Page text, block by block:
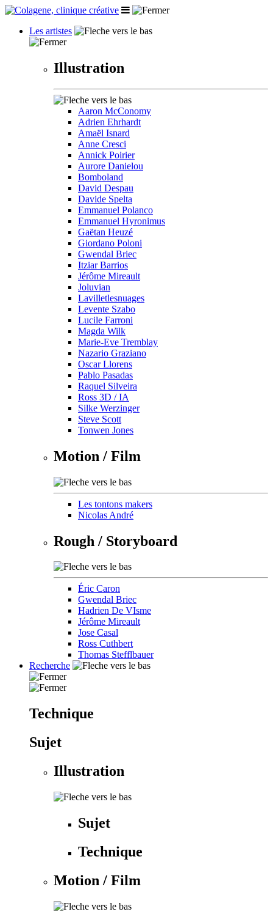
Les artistes
Illustration
Aaron McConomy
Adrien Ehrhardt
Amaël Isnard
Anne Cresci
Annick Poirier
Aurore Danielou
Bomboland
David Despau
Davide Spelta
Emmanuel Polanco
Emmanuel Hyronimus
Gaëtan Heuzé
Giordano Poloni
Gwendal Briec
Itziar Barrios
Jérôme Mireault
Joluvian
Lavilletlesnuages
Levente Szabo
Lucile Farroni
Magda Wilk
Marie-Eve Tremblay
Nazario Graziano
Oscar Llorens
Pablo Pasadas
Raquel Silveira
Ross 3D / IA
Silke Werzinger
Steve Scott
Tonwen Jones
Motion / Film
Les tontons makers
Nicolas André
Rough / Storyboard
Éric Caron
Gwendal Briec
Hadrien De VIsme
Jérôme Mireault
Jose Casal
Ross Cuthbert
Thomas Stefflbauer
Recherche
Technique
Sujet
Illustration
Sujet
Technique
Motion / Film